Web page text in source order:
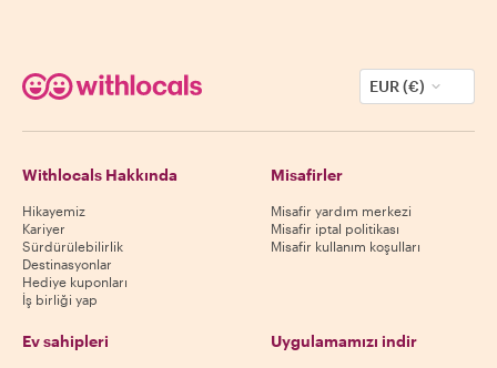
EUR (€)
Withlocals Hakkında
Hikayemiz
Kariyer
Sürdürülebilirlik
Destinasyonlar
Hediye kuponları
İş birliği yap
Misafirler
Misafir yardım merkezi
Misafir iptal politikası
Misafir kullanım koşulları
Ev sahipleri Uygulamamızı indir